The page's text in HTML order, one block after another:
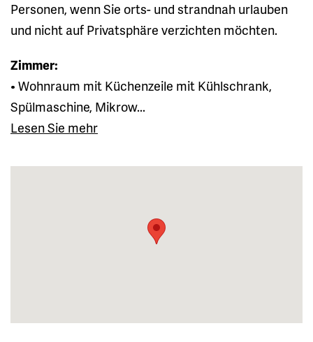
Personen, wenn Sie orts- und strandnah urlauben
und nicht auf Privatsphäre verzichten möchten.
Zimmer:
• Wohnraum mit Küchenzeile mit Kühlschrank,
Spülmaschine, Mikrow...
Lesen Sie mehr